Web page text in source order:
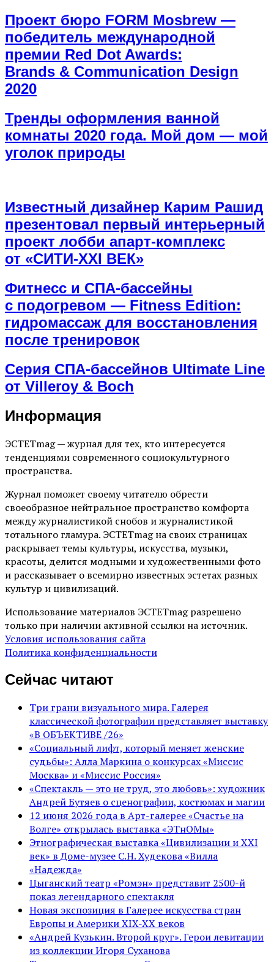
Проект бюро FORM Mosbrew —
победитель международной
премии Red Dot Awards:
Brands & Communication Design
2020
Тренды оформления ванной
комнаты 2020 года. Мой дом — мой
уголок природы
Известный дизайнер Карим Рашид
презентовал первый интерьерный
проект лобби апарт-комплекс
от «СИТИ-XXI ВЕК»
Фитнесс и СПА-бассейны
с подогревом — Fitness Edition:
гидромассаж для восстановления
после тренировок
Серия СПА-бассейнов Ultimate Line
от Villeroy & Boch
Информация
ЭСТЕТmag — журнал для тех, кто интересуется
тенденциями современного социокультурного
пространства.
Журнал поможет своему читателю обрести
своеобразное нейтральное пространство комфорта
между журналистикой снобов и журналистикой
тотального гламура. ЭСТЕТmag на своих страницах
раскрывает темы культуры, искусства, музыки,
красоты, делится модными и художественными фото
и рассказывает о всемирно известных эстетах разных
культур и цивилизаций.
Использование материалов ЭСТЕТmag разрешено
только при наличии активной ссылки на источник.
Условия использования сайта
Политика конфиденциальности
Сейчас читают
Три грани визуального мира. Галерея
классической фотографии представляет выставку
«В ОБЪЕКТИВЕ /26»
«Социальный лифт, который меняет женские
судьбы»: Алла Маркина о конкурсах «Миссис
Москва» и «Миссис Россия»
«Спектакль — это не труд, это любовь»: художник
Андрей Бутяев о сценографии, костюмах и магии
12 июня 2026 года в Арт-галерее «Счастье на
Волге» открылась выставка «ЭТнОМы»
Этнографическая выставка «Цивилизации и ХХI
век» в Доме-музее С.Н. Худекова «Вилла
«Надежда»
Цыганский театр «Ромэн» представит 2500-й
показ легендарного спектакля
Новая экспозиция в Галерее искусства стран
Европы и Америки XIX-XX веков
«Андрей Кузькин. Второй круг». Герои левитации
из коллекции Игоря Суханова